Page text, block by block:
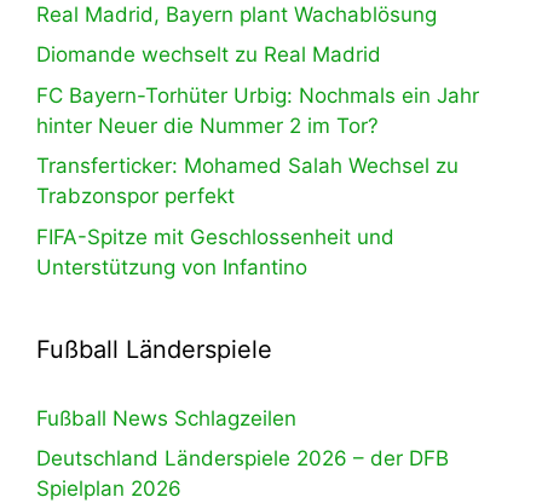
Real Madrid, Bayern plant Wachablösung
Diomande wechselt zu Real Madrid
FC Bayern-Torhüter Urbig: Nochmals ein Jahr
hinter Neuer die Nummer 2 im Tor?
Transferticker: Mohamed Salah Wechsel zu
Trabzonspor perfekt
FIFA-Spitze mit Geschlossenheit und
Unterstützung von Infantino
Fußball Länderspiele
Fußball News Schlagzeilen
Deutschland Länderspiele 2026 – der DFB
Spielplan 2026